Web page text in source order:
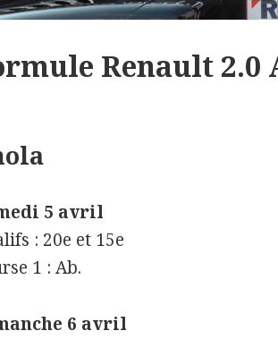
Renault 2.0
5 avril
: 20e et 15e
1 : Ab.
6 avril